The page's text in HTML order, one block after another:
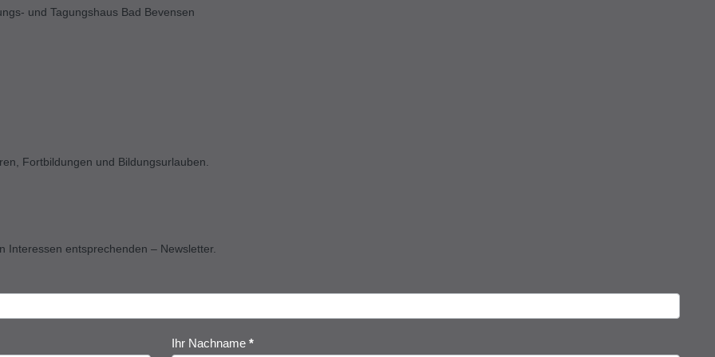
und Tagungshaus Bad Bevensen
Fortbildungen und Bildungsurlauben.
Interessen entsprechenden – Newsletter.
Ihr Nachname *